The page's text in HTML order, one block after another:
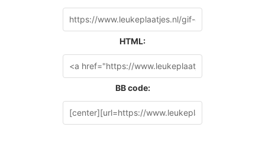
HTML:
BB code: